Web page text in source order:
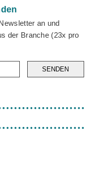
an und
der Branche (23x pro
SENDEN